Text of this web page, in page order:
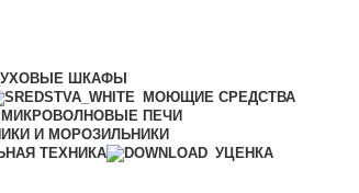
ШКАФЫ
МОЮЩИЕ СРЕДСТВА
МИКРОВОЛНОВЫЕ ПЕЧИ
И МОРОЗИЛЬНИКИ
ТЕХНИКА УЦЕНКА